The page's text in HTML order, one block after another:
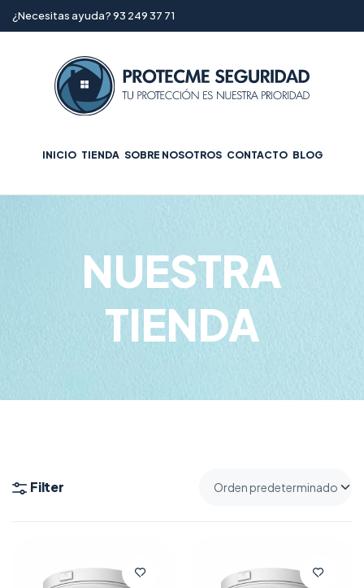
¿Necesitas ayuda? 93 249 37 71
INICIO TIENDA SOBRE NOSOTROS CONTACTO BLOG
NUESTRA
TIENDA
Filter